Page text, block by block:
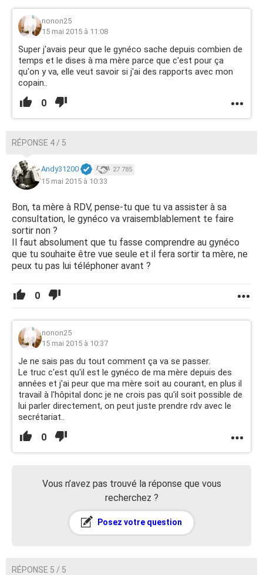
nonon25
15 mai 2015 à 11:08
Super j'avais peur que le gynéco sache depuis combien de
temps et le dises à ma mère parce que c'est pour ça
qu'on y va, elle veut savoir si j'ai des rapports avec mon
copain..
0
RÉPONSE 4 / 5
Andy31200 27 785
15 mai 2015 à 10:33
Bon, ta mère à RDV, pense-tu que tu va assister à sa
consultation, le gynéco va vraisemblablement te faire
sortir non ?
Il faut absolument que tu fasse comprendre au gynéco
que tu souhaite être vue seule et il fera sortir ta mère, ne
peux tu pas lui téléphoner avant ?
0
nonon25
15 mai 2015 à 10:37
Je ne sais pas du tout comment ça va se passer.
Le truc c'est qu'il est le gynéco de ma mère depuis des
années et j'ai peur que ma mère soit au courant, en plus il
travail à l'hôpital donc je ne crois pas qu'il soit possible de
lui parler directement, on peut juste prendre rdv avec le
secrétariat..
0
Vous n’avez pas trouvé la réponse que vous
recherchez ?
Posez votre question
RÉPONSE 5 / 5